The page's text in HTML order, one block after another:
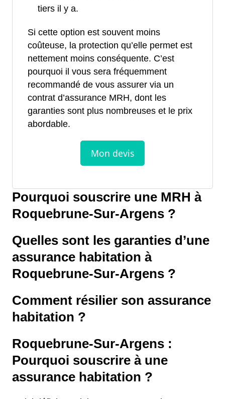
tiers il y a.
Si cette option est souvent moins
coûteuse, la protection qu’elle permet est
nettement moins conséquente. C’est
pourquoi il vous sera fréquemment
recommandé de vous assurer via un
contrat d’assurance MRH, dont les
garanties sont plus nombreuses et le prix
abordable.
Pourquoi souscrire une MRH à
Roquebrune-Sur-Argens ?
Quelles sont les garanties d’une
assurance habitation à
Roquebrune-Sur-Argens ?
Comment résilier son assurance
habitation ?
Roquebrune-Sur-Argens :
Pourquoi souscrire à une
assurance habitation ?